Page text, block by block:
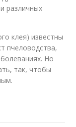
различных
клея) известны
пчеловодства,
Но
так, чтобы